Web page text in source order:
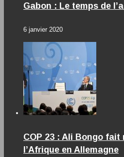
Gabon : Le temps de
6 janvier 2020
COP 23 : Ali Bongo
l’Afrique en Allemagne